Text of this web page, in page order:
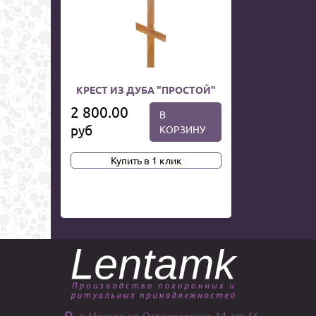
КРЕСТ ИЗ ДУБА "ПРОСТОЙ"
2 800.00
руб
В
КОРЗИНУ
Купить в 1 клик